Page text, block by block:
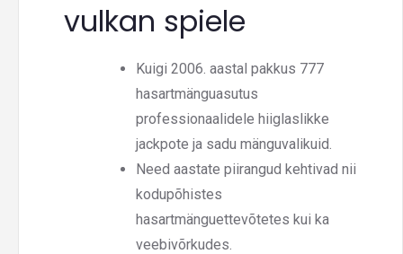
vulkan spiele
Kuigi 2006. aastal pakkus 777
hasartmänguasutus
professionaalidele hiiglaslikke
jackpote ja sadu mänguvalikuid.
Need aastate piirangud kehtivad nii
kodupõhistes
hasartmänguettevõtetes kui ka
veebivõrkudes.